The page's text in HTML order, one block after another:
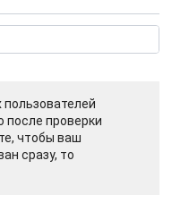
после проверки
чтобы ваш
сразу, то